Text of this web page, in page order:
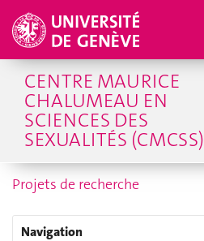
CENTRE MAURICE
CHALUMEAU EN
SCIENCES DES
SEXUALITÉS (CMCSS)
Projets de recherche
Navigation